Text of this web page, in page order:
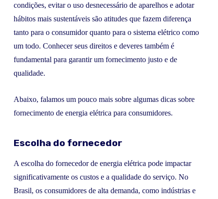
condições, evitar o uso desnecessário de aparelhos e adotar
hábitos mais sustentáveis são atitudes que fazem diferença
tanto para o consumidor quanto para o sistema elétrico como
um todo. Conhecer seus direitos e deveres também é
fundamental para garantir um fornecimento justo e de
qualidade.
Abaixo, falamos um pouco mais sobre algumas dicas sobre
fornecimento de energia elétrica para consumidores.
Escolha do fornecedor
A escolha do fornecedor de energia elétrica pode impactar
significativamente os custos e a qualidade do serviço. No
Brasil, os consumidores de alta demanda, como indústrias e